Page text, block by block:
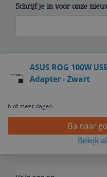
ASUS ROG 100W
Adapter - Zwart
6 of meer dagen
Ga naar
Bekijk
Schrijf je in voor onze
Service
Algemeen